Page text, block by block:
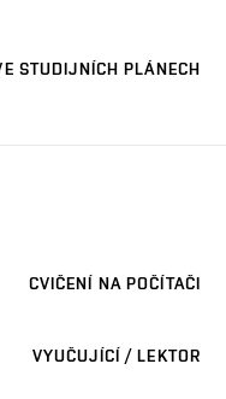
STUDIJNÍCH PLÁNECH
CVIČENÍ NA POČÍTAČI
VYUČUJÍCÍ / LEKTOR